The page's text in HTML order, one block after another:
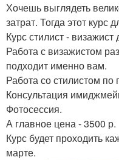
Хочешь выглядеть
затрат. Тогда этот курс
Курс стилист - визажист
Работа с визажистом
подходит именно вам.
Работа со стилистом по
Консультация
Фотосессия.
А главное цена - 3500 р.
Курс будет проходить
марте.